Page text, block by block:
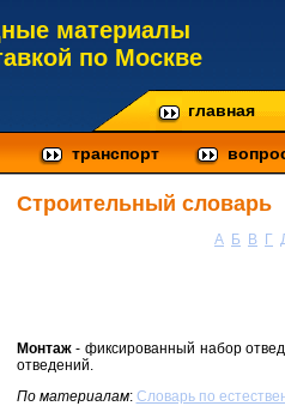
материалы
по Москве
главная
транспорт
Строительный словарь
А Б В Г
Монтаж- фиксированный набор
отведений.
По материалам: Cловарь по